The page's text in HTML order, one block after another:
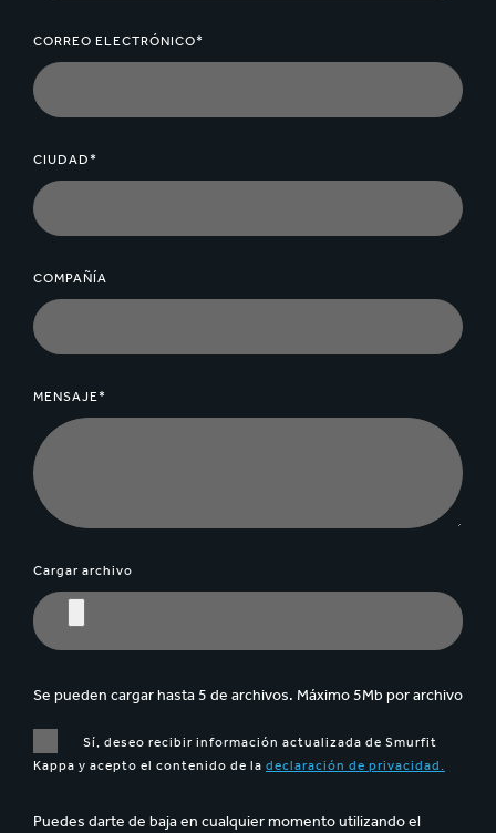
CORREO ELECTRÓNICO*
CIUDAD*
COMPAÑÍA
MENSAJE*
Cargar archivo
Se pueden cargar hasta 5 de archivos. Máximo 5Mb por archivo
Sí, deseo recibir información actualizada de Smurfit
Kappa y acepto el contenido de la declaración de privacidad.
Puedes darte de baja en cualquier momento utilizando el